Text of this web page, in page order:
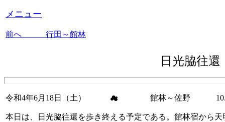
メニュー
前へ 行田～館林
日光脇往
令和4年6月18日（土） ☁ 館林～佐野
本日は、日光脇往還を歩き終える予定である。館林宿から